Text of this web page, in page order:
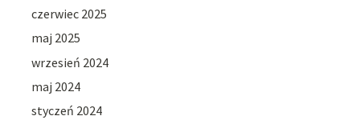
czerwiec 2025
maj 2025
wrzesień 2024
maj 2024
styczeń 2024